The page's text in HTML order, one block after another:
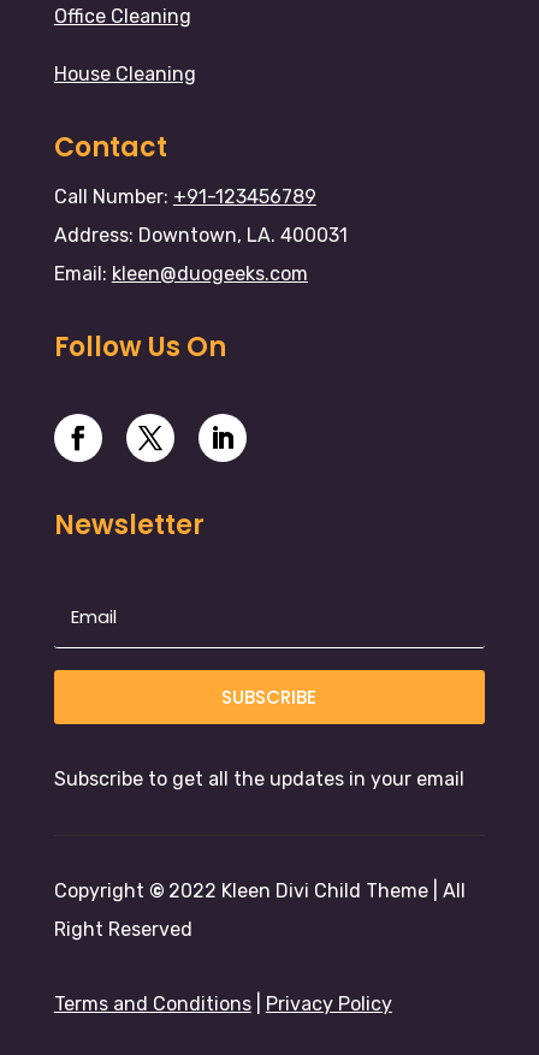
Office Cleaning
House Cleaning
Contact
Call Number: +91-123456789
Address: Downtown, LA. 400031
Email: kleen@duogeeks.com
Follow Us On
Newsletter
SUBSCRIBE
Subscribe to get all the updates in your email
Copyright © 2022 Kleen Divi Child Theme | All
Right Reserved
Terms and Conditions| Privacy Policy